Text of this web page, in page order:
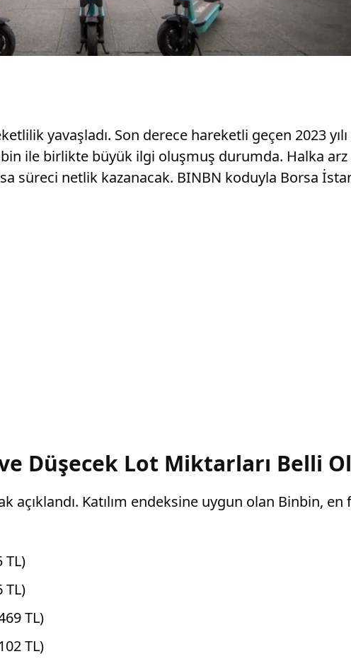
yavaşladı. Son derece hareketli geçen 2023
ile birlikte büyük ilgi oluşmuş durumda. Halka arz
süreci netlik kazanacak. BINBN koduyla Borsa
Düşecek Lot Miktarları Belli
açıklandı. Katılım endeksine uygun olan Binbin,
TL)
TL)
TL)
TL)